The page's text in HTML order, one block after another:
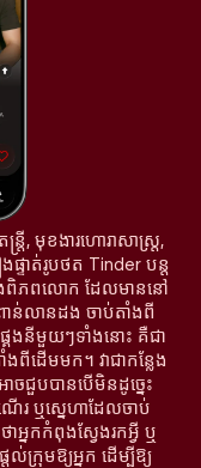
តី, មុខងារហោរាសាស្ត្រ,
ទាត់រូបថត Tinder បន្ត
ពិភពលោក ដែលមាននៅ
ាន់លានដង ចាប់តាំងពី
គងនីមួយៗទាំងនោះ គឺជា
ដើមមក។ វាជាកន្លែង
ជួបបានបើមិនដូច្នេះ
ើរ ឬស្នេហាដែលចាប់
នកកំពុងស្វែងរកអ្វី ឬ
ក្រុមឱ្យអ្នក ដើម្បីឱ្យ